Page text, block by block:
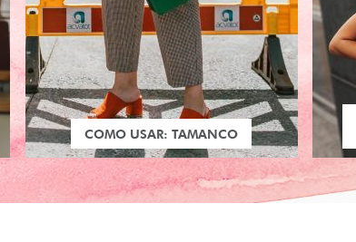
COMO USAR: TAMANCO